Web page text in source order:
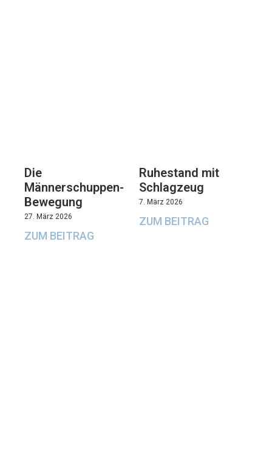
Die
Männerschuppen-
Bewegung
27. März 2026
ZUM BEITRAG
Ruhestand mit
Schlagzeug
7. März 2026
ZUM BEITRAG